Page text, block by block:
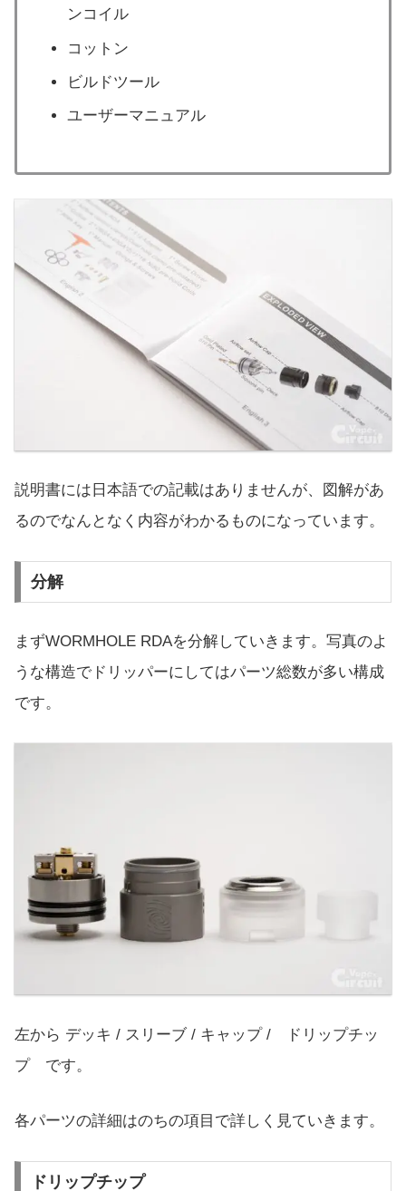
ンコイル
コットン
ビルドツール
ユーザーマニュアル
説明書には日本語での記載はありませんが、図解があ
るのでなんとなく内容がわかるものになっています。
分解
まずWORMHOLE RDAを分解していきます。写真のよ
うな構造でドリッパーにしてはパーツ総数が多い構成
です。
左から デッキ / スリーブ / キャップ / ドリップチッ
プ です。
各パーツの詳細はのちの項目で詳しく見ていきます。
ドリップチップ